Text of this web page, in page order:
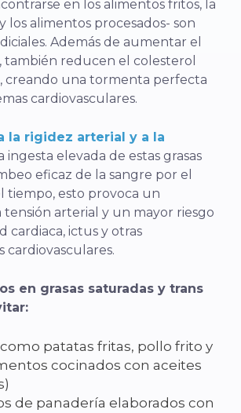
en los alimentos fritos, la
los alimentos procesados- son
Además de aumentar el
también reducen el colesterol
creando una tormenta perfecta
cardiovasculares.
la rigidez arterial y a la
ingesta elevada de estas grasas
eficaz de la sangre por el
tiempo, esto provoca un
arterial y un mayor riesgo
cardiaca, ictus y otras
cardiovasculares.
en grasas saturadas y trans
patatas fritas, pollo frito y
cocinados con aceites
de panadería elaborados con